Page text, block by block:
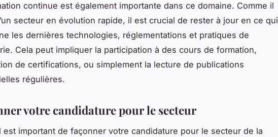
continue est également importante dans ce domaine. Comme il
secteur en évolution rapide, il est crucial de rester à jour en ce qui
les dernières technologies, réglementations et pratiques de
Cela peut impliquer la participation à des cours de formation,
de certifications, ou simplement la lecture de publications
régulières.
votre candidature pour le secteur
est important de façonner votre candidature pour le secteur de la